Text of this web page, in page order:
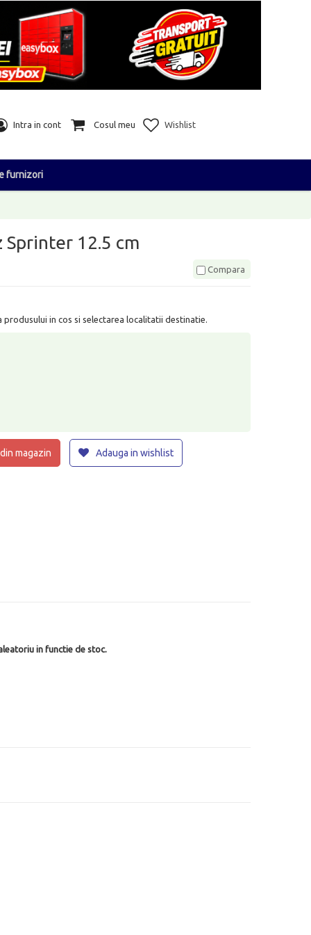
Intra in cont Cosul meu Wishlist
furnizori
Sprinter 12.5 cm
Compara
in cos si selectarea localitatii destinatie.
magazin Adauga in wishlist
in functie de stoc.